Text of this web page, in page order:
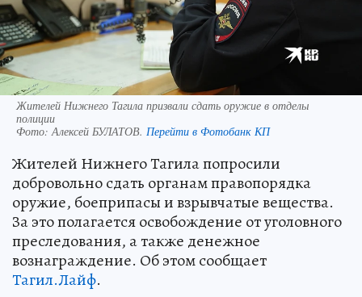
Жителей Нижнего Тагила призвали сдать оружие в отделы
полиции
Фото: Алексей БУЛАТОВ. Перейти в Фотобанк КП
Жителей Нижнего Тагила попросили
добровольно сдать органам правопорядка
оружие, боеприпасы и взрывчатые вещества.
За это полагается освобождение от уголовного
преследования, а также денежное
вознаграждение. Об этом сообщает
Тагил.Лайф.